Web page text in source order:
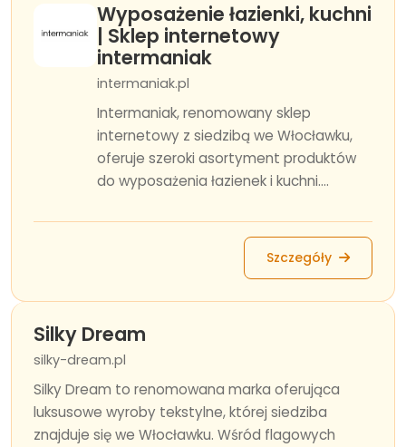
Wyposażenie łazienki, kuchni
| Sklep internetowy
intermaniak
intermaniak.pl
Intermaniak, renomowany sklep
internetowy z siedzibą we Włocławku,
oferuje szeroki asortyment produktów
do wyposażenia łazienek i kuchni....
Szczegóły
Silky Dream
silky-dream.pl
Silky Dream to renomowana marka oferująca
luksusowe wyroby tekstylne, której siedziba
znajduje się we Włocławku. Wśród flagowych